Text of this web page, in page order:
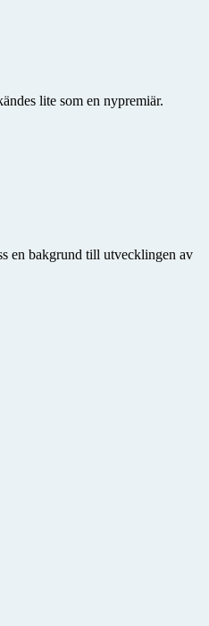
lite som en nypremiär.
en bakgrund till utvecklingen av